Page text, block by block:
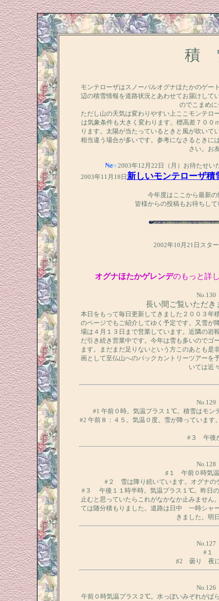
積
モンテローザはスノーパルオグナほたかのゲー
辺の積雪情報を道路状況とあわせてお届けして
のでこまめ
ただし山の天気は変わりやすい上ここモンテロ
は気象条件も大きく変わります。標高差７０
ります。太陽が当たっているときと風が吹いて
相当違う場合が多いです。参考になさるときに
さい。お
2003年12月22日（月）お待たせい
2003年11月18日 新しいモンテローザ積
今年度はここから最新
皆様からの投稿もお待ちし
2002年10月21日スタ
オグナほたかゲレンデのもっと詳
長い間ご覧いただき
本日をもって毎日更新してきました２００３年
のページでもご紹介してゆく予定です。又雪が
場は４月１３日まで営業しています。近隣の岩
だ引き続き営業中です。今年は雪も多いのでゴ
ます。まだまだ足りないという方このあとも是
画として至仏山へのバックカントリーツアーを
いては近
#1 午前０時。気温プラス１℃。積雪はモン
#2 午前８：４５。気温０度。雪が降っていま
#３ 午後
♯１ 午前０時気
#２ 雪は降り続いています。オグナの
#３ 午後１１時半時。気温プラス１℃。昨日
止むと思っていたらこれがなかなか止みません
ては随分積もりました。道路は日中 一時シャ
きました。明
#１
♯2 曇り 夜に
午前０時気温プラス２℃。水っぽいみぞれがぱ